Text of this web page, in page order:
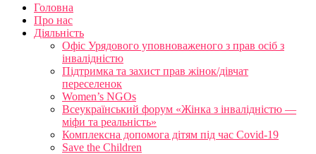
Головна
Про нас
Діяльність
Офіс Урядового уповноваженого з прав осіб з
інвалідністю
Підтримка та захист прав жінок/дівчат
переселенок
Women’s NGOs
Всеукраїнський форум «Жінка з інвалідністю —
міфи та реальність»
Комплексна допомога дітям під час Covid-19
Save the Children